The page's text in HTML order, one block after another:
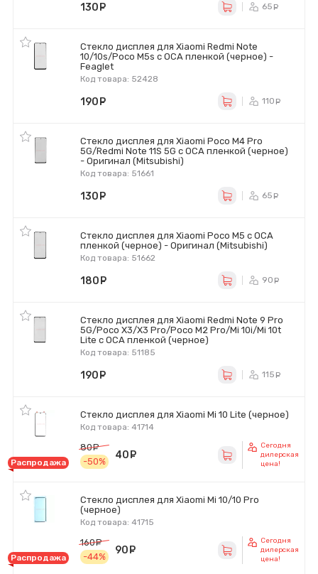
130 65
Стекло дисплея для Xiaomi Redmi Note
10/10s/Poco M5s с OCA пленкой (черное) -
Feaglet
Код товара: 52428
190 110
Стекло дисплея для Xiaomi Poco M4 Pro
5G/Redmi Note 11S 5G с OCA пленкой (черное)
- Оригинал (Mitsubishi)
Код товара: 51661
130 65
Стекло дисплея для Xiaomi Poco M5 с OCA
пленкой (черное) - Оригинал (Mitsubishi)
Код товара: 51662
180 90
Стекло дисплея для Xiaomi Redmi Note 9 Pro
5G/Poco X3/X3 Pro/Poco M2 Pro/Mi 10i/Mi 10t
Lite с OCA пленкой (черное)
Код товара: 51185
190 115
Стекло дисплея для Xiaomi Mi 10 Lite (черное)
Код товара: 41714
Распродажа
80
руб.
-50%
40
Сегодня
дилерская
цена!
Стекло дисплея для Xiaomi Mi 10/10 Pro
(черное)
Код товара: 41715
Распродажа
160
руб.
-44%
90
Сегодня
дилерская
цена!